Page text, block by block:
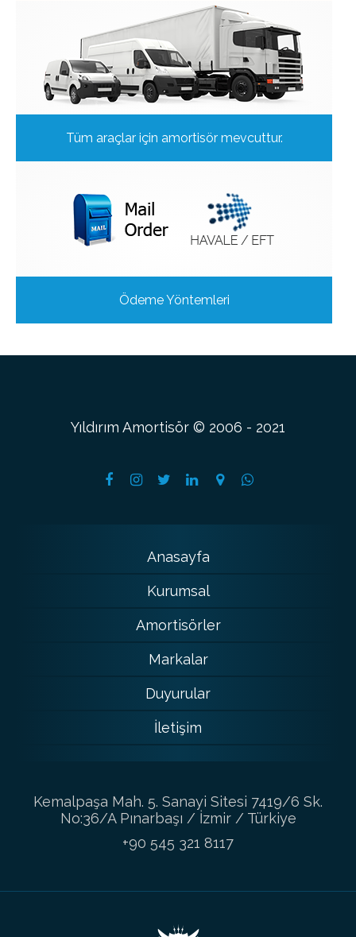
Tüm araçlar için amortisör mevcuttur.
Ödeme Yöntemleri
Yıldırım Amortisör © 2006 - 2021
Anasayfa
Kurumsal
Amortisörler
Markalar
Duyurular
İletişim
Kemalpaşa Mah. 5. Sanayi Sitesi 7419/6 Sk.
No:36/A Pınarbaşı / İzmir / Türkiye
+90 545 321 8117